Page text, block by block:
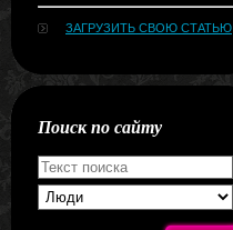
ЗАГРУЗИТЬ СВОЮ СТАТЬЮ
Поиск по сайту